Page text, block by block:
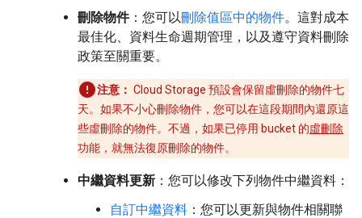
刪除物件：您可以刪除值區中的物件。這對成本
最佳化、資料生命週期管理，以及遵守資料刪除
政策至關重要。
注意： Cloud Storage 預設會保留虛刪除的物件七
天。如果不小心刪除物件，您可以在這段期間內還原這
些虛刪除的物件。不過，如果已停用 bucket 的虛刪除
功能，就無法復原刪除的物件。
中繼資料更新 ：您可以修改下列物件中繼資料：
自訂中繼資料 ：您可以更新與物件相關聯